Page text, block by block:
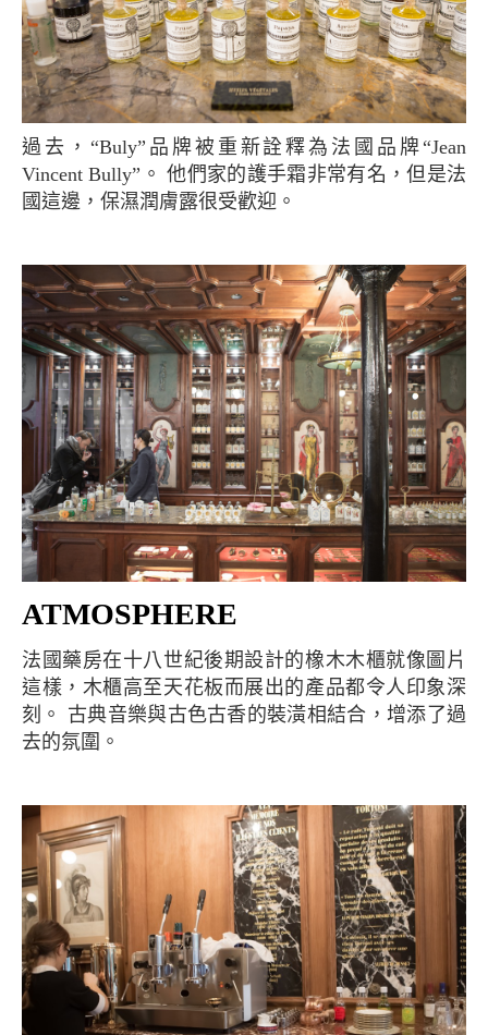
過去，“Buly”品牌被重新詮釋為法國品牌“Jean
Vincent Bully”。 他們家的護手霜非常有名，但是法
國這邊，保濕潤膚露很受歡迎。
ATMOSPHERE
法國藥房在十八世紀後期設計的橡木木櫃就像圖片
這樣，木櫃高至天花板而展出的產品都令人印象深
刻。 古典音樂與古色古香的裝潢相結合，增添了過
去的氛圍。